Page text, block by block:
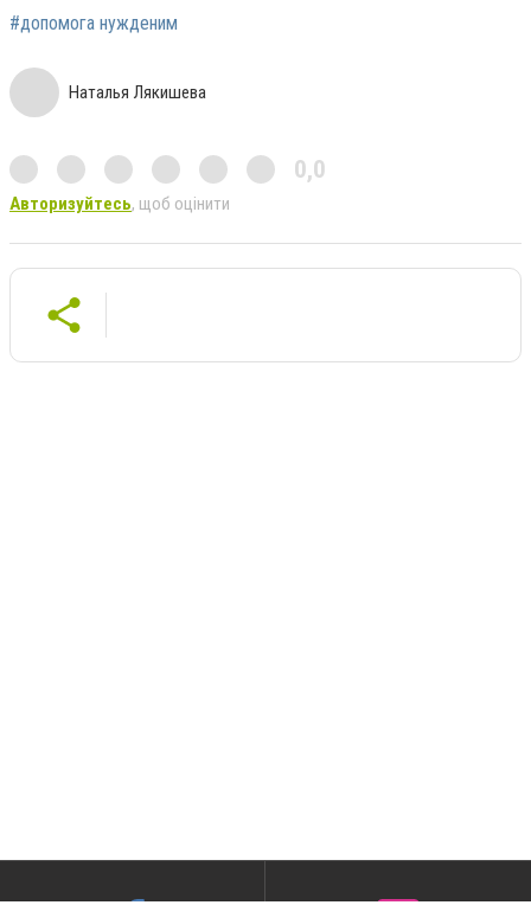
#допомога нужденим
Наталья Лякишева
0,0
Авторизуйтесь, щоб оцінити